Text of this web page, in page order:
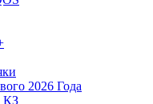
2026 Года
КЗ